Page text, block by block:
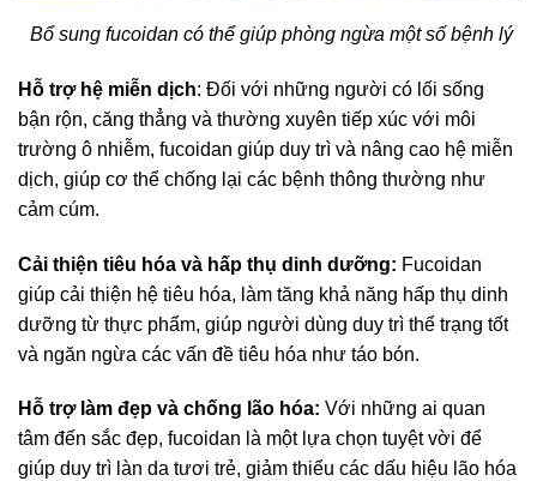
Bổ sung fucoidan có thể giúp phòng ngừa một số bệnh lý
Hỗ trợ hệ miễn dịch: Đối với những người có lối sống
bận rộn, căng thẳng và thường xuyên tiếp xúc với môi
trường ô nhiễm, fucoidan giúp duy trì và nâng cao hệ miễn
dịch, giúp cơ thể chống lại các bệnh thông thường như
cảm cúm.
Cải thiện tiêu hóa và hấp thụ dinh dưỡng: Fucoidan
giúp cải thiện hệ tiêu hóa, làm tăng khả năng hấp thụ dinh
dưỡng từ thực phẩm, giúp người dùng duy trì thể trạng tốt
và ngăn ngừa các vấn đề tiêu hóa như táo bón.
Hỗ trợ làm đẹp và chống lão hóa: Với những ai quan
tâm đến sắc đẹp, fucoidan là một lựa chọn tuyệt vời để
giúp duy trì làn da tươi trẻ, giảm thiểu các dấu hiệu lão hóa